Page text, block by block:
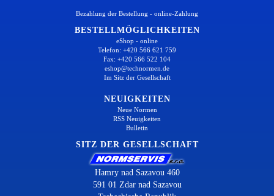
Bezahlung der Bestellung - online-Zahlung
BESTELLMÖGLICHKEITEN
eShop - online
Telefon: +420 566 621 759
Fax: +420 566 522 104
eshop@technormen.de
Im Sitz der Gesellschaft
NEUIGKEITEN
Neue Normen
RSS Neuigkeiten
Bulletin
SITZ DER GESELLSCHAFT
Hamry nad Sazavou 460
591 01 Zdar nad Sazavou